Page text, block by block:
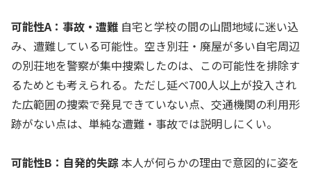
可能性A：事故・遭難 自宅と学校の間の山間地域に迷い込
み、遭難している可能性。空き別荘・廃屋が多い自宅周辺
の別荘地を警察が集中捜索したのは、この可能性を排除す
るためとも考えられる。ただし延べ700人以上が投入され
た広範囲の捜索で発見できていない点、交通機関の利用形
跡がない点は、単純な遭難・事故では説明しにくい。
可能性B：自発的失踪 本人が何らかの理由で意図的に姿を